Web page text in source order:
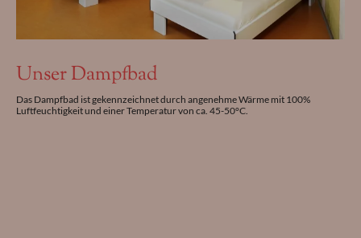
Unser Dampfbad
Das Dampfbad ist gekennzeichnet durch angenehme Wärme mit 100%
Luftfeuchtigkeit und einer Temperatur von ca. 45-50°C.